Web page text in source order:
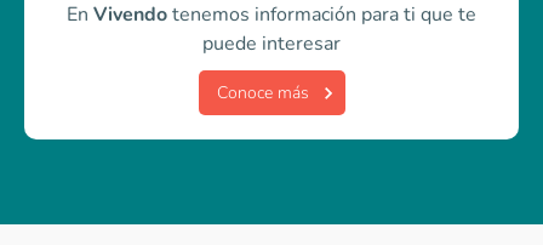
En Vivendotenemos información para ti que te
puede interesar
Conoce más